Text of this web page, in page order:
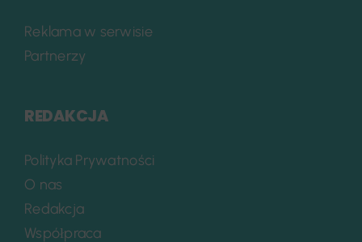
Reklama w serwisie
Partnerzy
REDAKCJA
Polityka Prywatności
O nas
Redakcja
Współpraca